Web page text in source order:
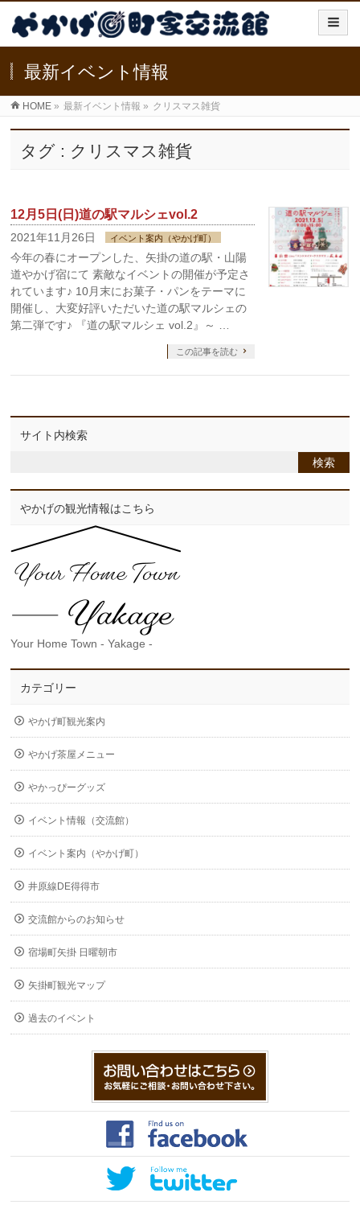
最新イベント情報
HOME » 最新イベント情報 » クリスマス雑貨
タグ : クリスマス雑貨
12月5日(日)道の駅マルシェvol.2
2021年11月26日 イベント案内（やかげ町）
今年の春にオープンした、矢掛の道の駅・山陽
道やかげ宿にて 素敵なイベントの開催が予定さ
れています♪ 10月末にお菓子・パンをテーマに
開催し、大変好評いただいた道の駅マルシェの
第二弾です♪ 『道の駅マルシェ vol.2』～ …
この記事を読む
サイト内検索
やかげの観光情報はこちら
Your Home Town - Yakage -
カテゴリー
やかげ町観光案内
やかげ茶屋メニュー
やかっぴーグッズ
イベント情報（交流館）
イベント案内（やかげ町）
井原線DE得得市
交流館からのお知らせ
宿場町矢掛 日曜朝市
矢掛町観光マップ
過去のイベント